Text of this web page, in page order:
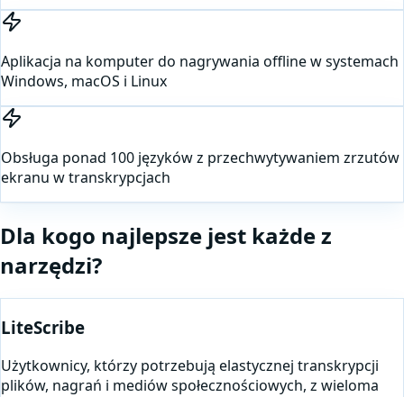
Aplikacja na komputer do nagrywania offline w systemach
Windows, macOS i Linux
Obsługa ponad 100 języków z przechwytywaniem zrzutów
ekranu w transkrypcjach
Dla kogo najlepsze jest każde z
narzędzi?
LiteScribe
Użytkownicy, którzy potrzebują elastycznej transkrypcji
plików, nagrań i mediów społecznościowych, z wieloma